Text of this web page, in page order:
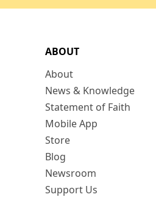
ABOUT
About
News & Knowledge
Statement of Faith
Mobile App
Store
Blog
Newsroom
Support Us